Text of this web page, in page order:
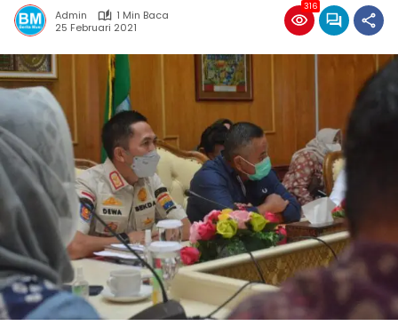
Admin
1 Min Baca
25 Februari 2021
316